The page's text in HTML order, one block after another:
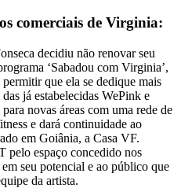
comerciais de Virginia:
decidiu não renovar seu
‘Sabadou com Virginia’,
que ela se dedique mais
já estabelecidas WePink e
novas áreas com uma rede de
e dará continuidade ao
em Goiânia, a Casa VF.
pelo espaço concedido nos
seu potencial e ao público que
da artista.